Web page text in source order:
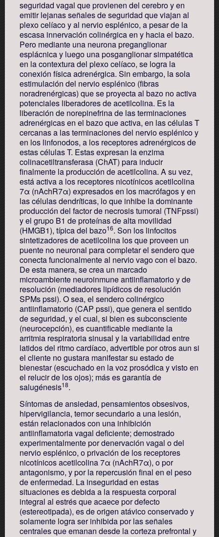
seguridad vagal que provienen del cerebro y en
emitir lejanas señales de seguridad que viajan al
plexo celíaco y al nervio esplénico, a pesar de la
escasa innervación colinérgica en y hacia el bazo.
Pero mediante una neurona preganglionar
esplácnica y luego una posganglionar simpatética
en la contextura del plexo celíaco, se logra la
conexión física adrenérgica. Sin embargo, la sola
estimulación del nervio esplénico (fibras
noradrenérgicas) que se proyecta al bazo no activa
potenciales liberadores de acetilcolina. Es la
liberación de norepinefrina de las terminaciones
adrenérgicas en el bazo que activa, en las células T
cercanas a las terminaciones del nervio esplénico y
en los linfonodos, a los receptores adrenérgicos de
estas células T. Estas expresan la enzima
colinacetiltransferasa (ChAT) para inducir
finalmente la producción de acetilcolina. A su vez,
está activa a los receptores nicotínicos acetilcolina
7α (nAchR7α) expresados en los macrófagos y en
las células dendríticas, lo que inhibe la dominante
producción del factor de necrosis tumoral (TNFpssi)
y el grupo B1 de proteínas de alta movilidad
(HMGB1), típica del bazo16. Son los linfocitos
sintetizadores de acetilcolina los que proveen un
puente no neuronal para completar el sendero que
conecta funcionalmente al nervio vago con el bazo.
De esta manera, se crea un marcado
microambiente neuroinmune antiinflamatorio y de
resolución (mediadores lipídicos de resolución
SPMs pssi). O sea, el sendero colinérgico
antiinflamatorio (CAP pssi), que genera el sentido
de seguridad, y el cual, si bien es subconsciente
(neurocepción), es cuantificable mediante la
arritmia respiratoria sinusal y la variabilidad entre
latidos del ritmo cardíaco, advertible por otros aun si
el cliente no gustara manifestar su estado de
bienestar (escuchado en la voz prosódica y visto en
el relucir de los ojos); más es garantía de
salugénesis18.
Síntomas de ansiedad, pensamientos obsesivos,
hipervigilancia, temor secundario a una lesión,
están relacionados con una inhibición
antiinflamatoria vagal deficiente; demostrado
experimentalmente por denervación vagal o del
nervio esplénico, o privación de los receptores
nicotínicos acetilcolina 7α (nAchR7α), o por
antagonismo, y por la repercusión final en el peso
de enfermedad. La inseguridad en estas
situaciones es debida a la respuesta corporal
integral al estrés que acaece por defecto
(estereotipada), es de origen atávico conservado y
solamente logra ser inhibida por las señales
centrales que emanan desde la corteza prefrontal y